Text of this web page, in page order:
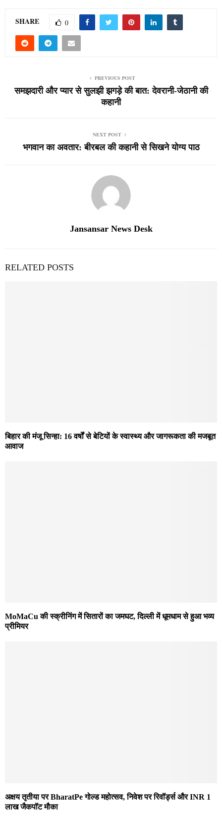
SHARE 0
PREVIOUS POST
समझदारी और प्यार से सुलझी झगड़े की बात: देवरानी-जेठानी की
कहानी
NEXT POST
भगवान का अवतार: बीरबल की कहानी से सिखने योग्य पाठ
Jansansar News Desk
RELATED POSTS
बिहार की मंजू सिन्हा: 16 वर्षों से बेटियों के स्वास्थ्य और जागरूकता की मजबूत
आवाज
MoMaCu की स्क्रीनिंग में सितारों का जमघट, दिल्ली में धूमधाम से हुआ भव्य
प्रीमियर
अक्षय तृतीया पर BharatPe गोल्ड महोत्सव, निवेश पर रिवॉर्ड्स और INR 1
लाख जैकपॉट मौका